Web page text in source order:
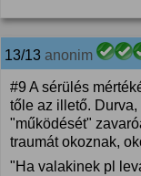
13/13 anonim
#9 A sérülés
tőle az illető.
"működését"
traumát okoznak,
"Ha valakinek pl